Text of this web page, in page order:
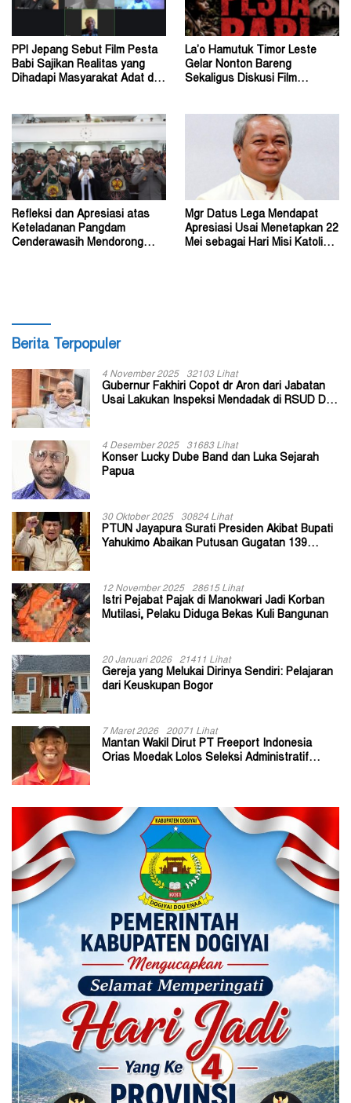
PPI Jepang Sebut Film Pesta
Babi Sajikan Realitas yang
Dihadapi Masyarakat Adat di
La’o Hamutuk Timor Leste
Gelar Nonton Bareng
Sekaligus Diskusi Film
Refleksi dan Apresiasi atas
Keteladanan Pangdam
Cenderawasih Mendorong
Mgr Datus Lega Mendapat
Apresiasi Usai Menetapkan 22
Mei sebagai Hari Misi Katolik
Berita Terpopuler
4 November 2025 32103 Lihat
Gubernur Fakhiri Copot dr Aron dari Jabatan
Usai Lakukan Inspeksi Mendadak di RSUD Dok
4 Desember 2025 31683 Lihat
Konser Lucky Dube Band dan Luka Sejarah
Papua
30 Oktober 2025 30824 Lihat
PTUN Jayapura Surati Presiden Akibat Bupati
Yahukimo Abaikan Putusan Gugatan 139
12 November 2025 28615 Lihat
Istri Pejabat Pajak di Manokwari Jadi Korban
Mutilasi, Pelaku Diduga Bekas Kuli Bangunan
20 Januari 2026 21411 Lihat
Gereja yang Melukai Dirinya Sendiri: Pelajaran
dari Keuskupan Bogor
7 Maret 2026 20071 Lihat
Mantan Wakil Dirut PT Freeport Indonesia
Orias Moedak Lolos Seleksi Administratif